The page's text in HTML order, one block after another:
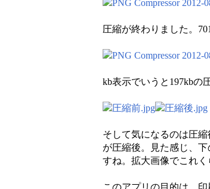
圧縮が終わりました。
kb表示でいうと197kbの
そして気になるのは圧
が圧縮後。見た感じ、
すね。拡大画像でこれ
このアプリの目的は、